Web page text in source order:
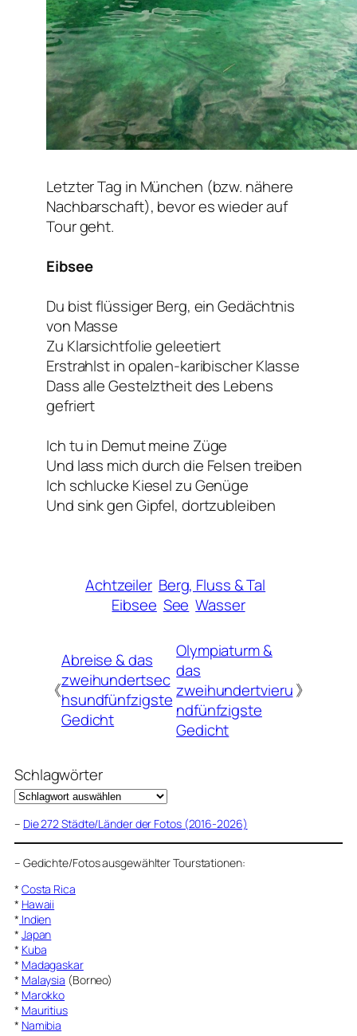
Letzter Tag in München (bzw. nähere
Nachbarschaft), bevor es wieder auf
Tour geht.
Eibsee
Du bist flüssiger Berg, ein Gedächtnis
von Masse
Zu Klarsichtfolie geleetiert
Erstrahlst in opalen-karibischer Klasse
Dass alle Gestelztheit des Lebens
gefriert
Ich tu in Demut meine Züge
Und lass mich durch die Felsen treiben
Ich schlucke Kiesel zu Genüge
Und sink gen Gipfel, dortzubleiben
Achtzeiler Berg, Fluss & Tal
Eibsee See Wasser
《
Abreise & das
zweihundertsec
hsundfünfzigste
Gedicht
Olympiaturm &
das
zweihundertvieru
ndfünfzigste
Gedicht
》
Schlagwörter
– Die 272 Städte/Länder der Fotos (2016-2026)
– Gedichte/Fotos ausgewählter Tourstationen:
* Costa Rica
* Hawaii
* Indien
* Japan
* Kuba
* Madagaskar
* Malaysia (Borneo)
* Marokko
* Mauritius
* Namibia